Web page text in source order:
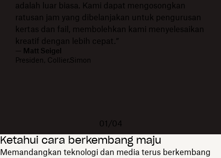
adalah luar biasa. Kami dapat mengosongkan
ratusan jam yang dibelanjakan untuk pengurusan
kertas dan fail, membolehkan kami menyelesaikan
kreatif dengan lebih cepat.”
— Matt Seigel
Presiden, Collier.Simon
01/04
Ketahui cara berkembang maju
Memandangkan teknologi dan media terus berkembang